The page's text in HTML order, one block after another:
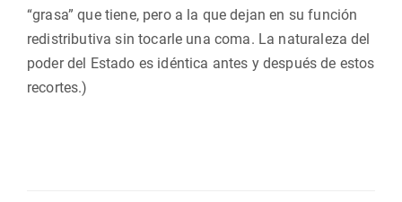
“grasa” que tiene, pero a la que dejan en su función
redistributiva sin tocarle una coma. La naturaleza del
poder del Estado es idéntica antes y después de estos
recortes.)